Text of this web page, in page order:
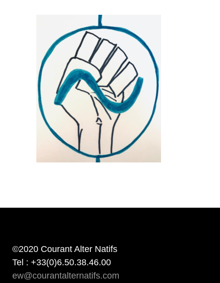
©2020 Courant Alter Natifs
Tel : +33(0)6.50.38.46.00
ew@courantalternatifs.com